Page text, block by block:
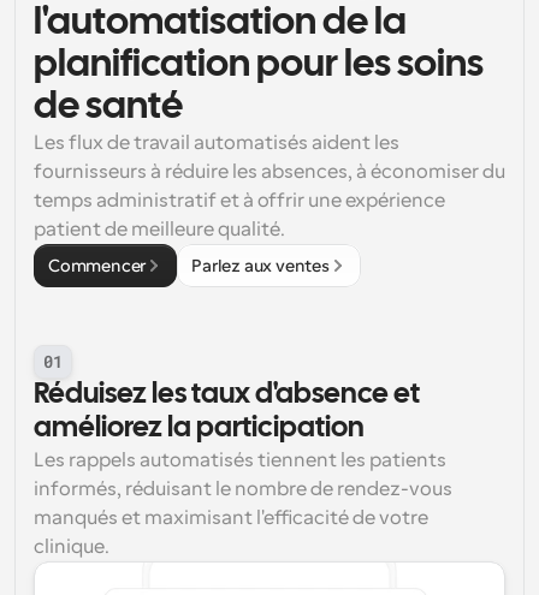
l'automatisation de la
planification pour les soins
de santé
Les flux de travail automatisés aident les
fournisseurs à réduire les absences, à économiser du
temps administratif et à offrir une expérience
patient de meilleure qualité.
Commencer Parlez aux ventes
01
Réduisez les taux d'absence et
améliorez la participation
Les rappels automatisés tiennent les patients
informés, réduisant le nombre de rendez-vous
manqués et maximisant l'efficacité de votre
clinique.